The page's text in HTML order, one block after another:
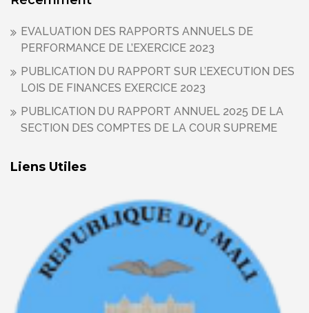
EVALUATION DES RAPPORTS ANNUELS DE
PERFORMANCE DE L’EXERCICE 2023
PUBLICATION DU RAPPORT SUR L’EXECUTION DES
LOIS DE FINANCES EXERCICE 2023
PUBLICATION DU RAPPORT ANNUEL 2025 DE LA
SECTION DES COMPTES DE LA COUR SUPREME
Liens Utiles